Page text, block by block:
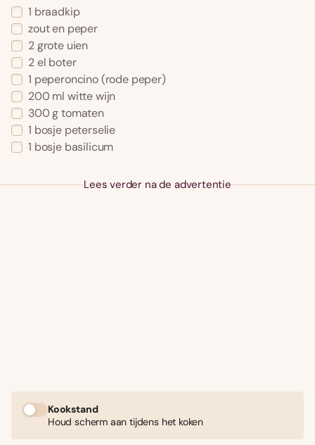
1 braadkip
zout en peper
2 grote uien
2 el boter
1 peperoncino (rode peper)
200 ml witte wijn
300 g tomaten
1 bosje peterselie
1 bosje basilicum
Lees verder na de advertentie
Kookstand
Houd scherm aan tijdens het koken